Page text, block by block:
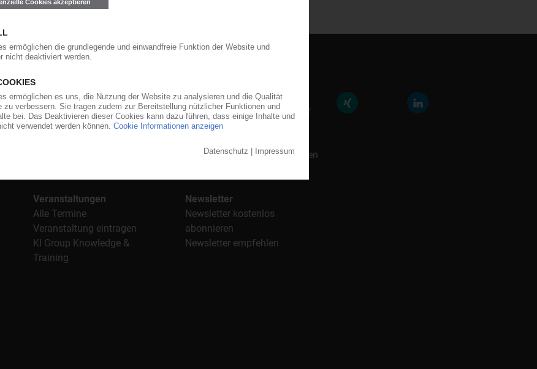
KunststoffWeb bereits seit 1996 die Fach- und Führungskräfte der
Im Fokus der Berichterstattung ist dabei die Preisentwicklung für
und Verpackungen.
den Einkauf sowie nützlichen Service-Informationen wie Handelsnamen
Veranstaltungen
Alle Termine
Veranstaltung eintragen
KI Group Knowledge &
Training
Newsletter
Newsletter kostenlos
abonnieren
Newsletter empfehlen